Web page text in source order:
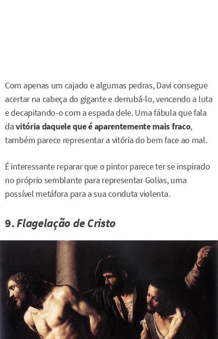
Com apenas um cajado e algumas pedras, Davi consegue
acertar na cabeça do gigante e derrubá-lo, vencendo a luta
e decapitando-o com a espada dele. Uma fábula que fala
davitória daquele que é aparentemente mais fraco,
também parece representar a vitória do bem face ao mal.
É interessante reparar que o pintor parece ter se inspirado
no próprio semblante para representar Golias, uma
possível metáfora para a sua conduta violenta.
9.Flagelação de Cristo